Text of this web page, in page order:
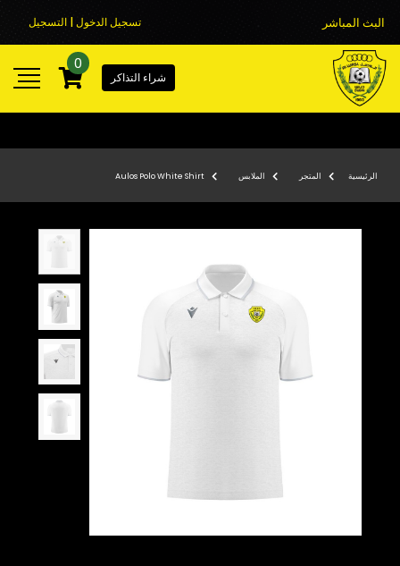
البث المباشر تسجيل الدخول | التسجيل
شراء التذاكر
0
الرئيسية المتجر الملابس Aulos Polo White Shirt